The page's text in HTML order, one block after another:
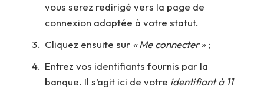
vous serez redirigé vers la page de
connexion adaptée à votre statut.
Cliquez ensuite sur « Me connecter » ;
Entrez vos identifiants fournis par la
banque. Il s’agit ici de votre identifiant à 11